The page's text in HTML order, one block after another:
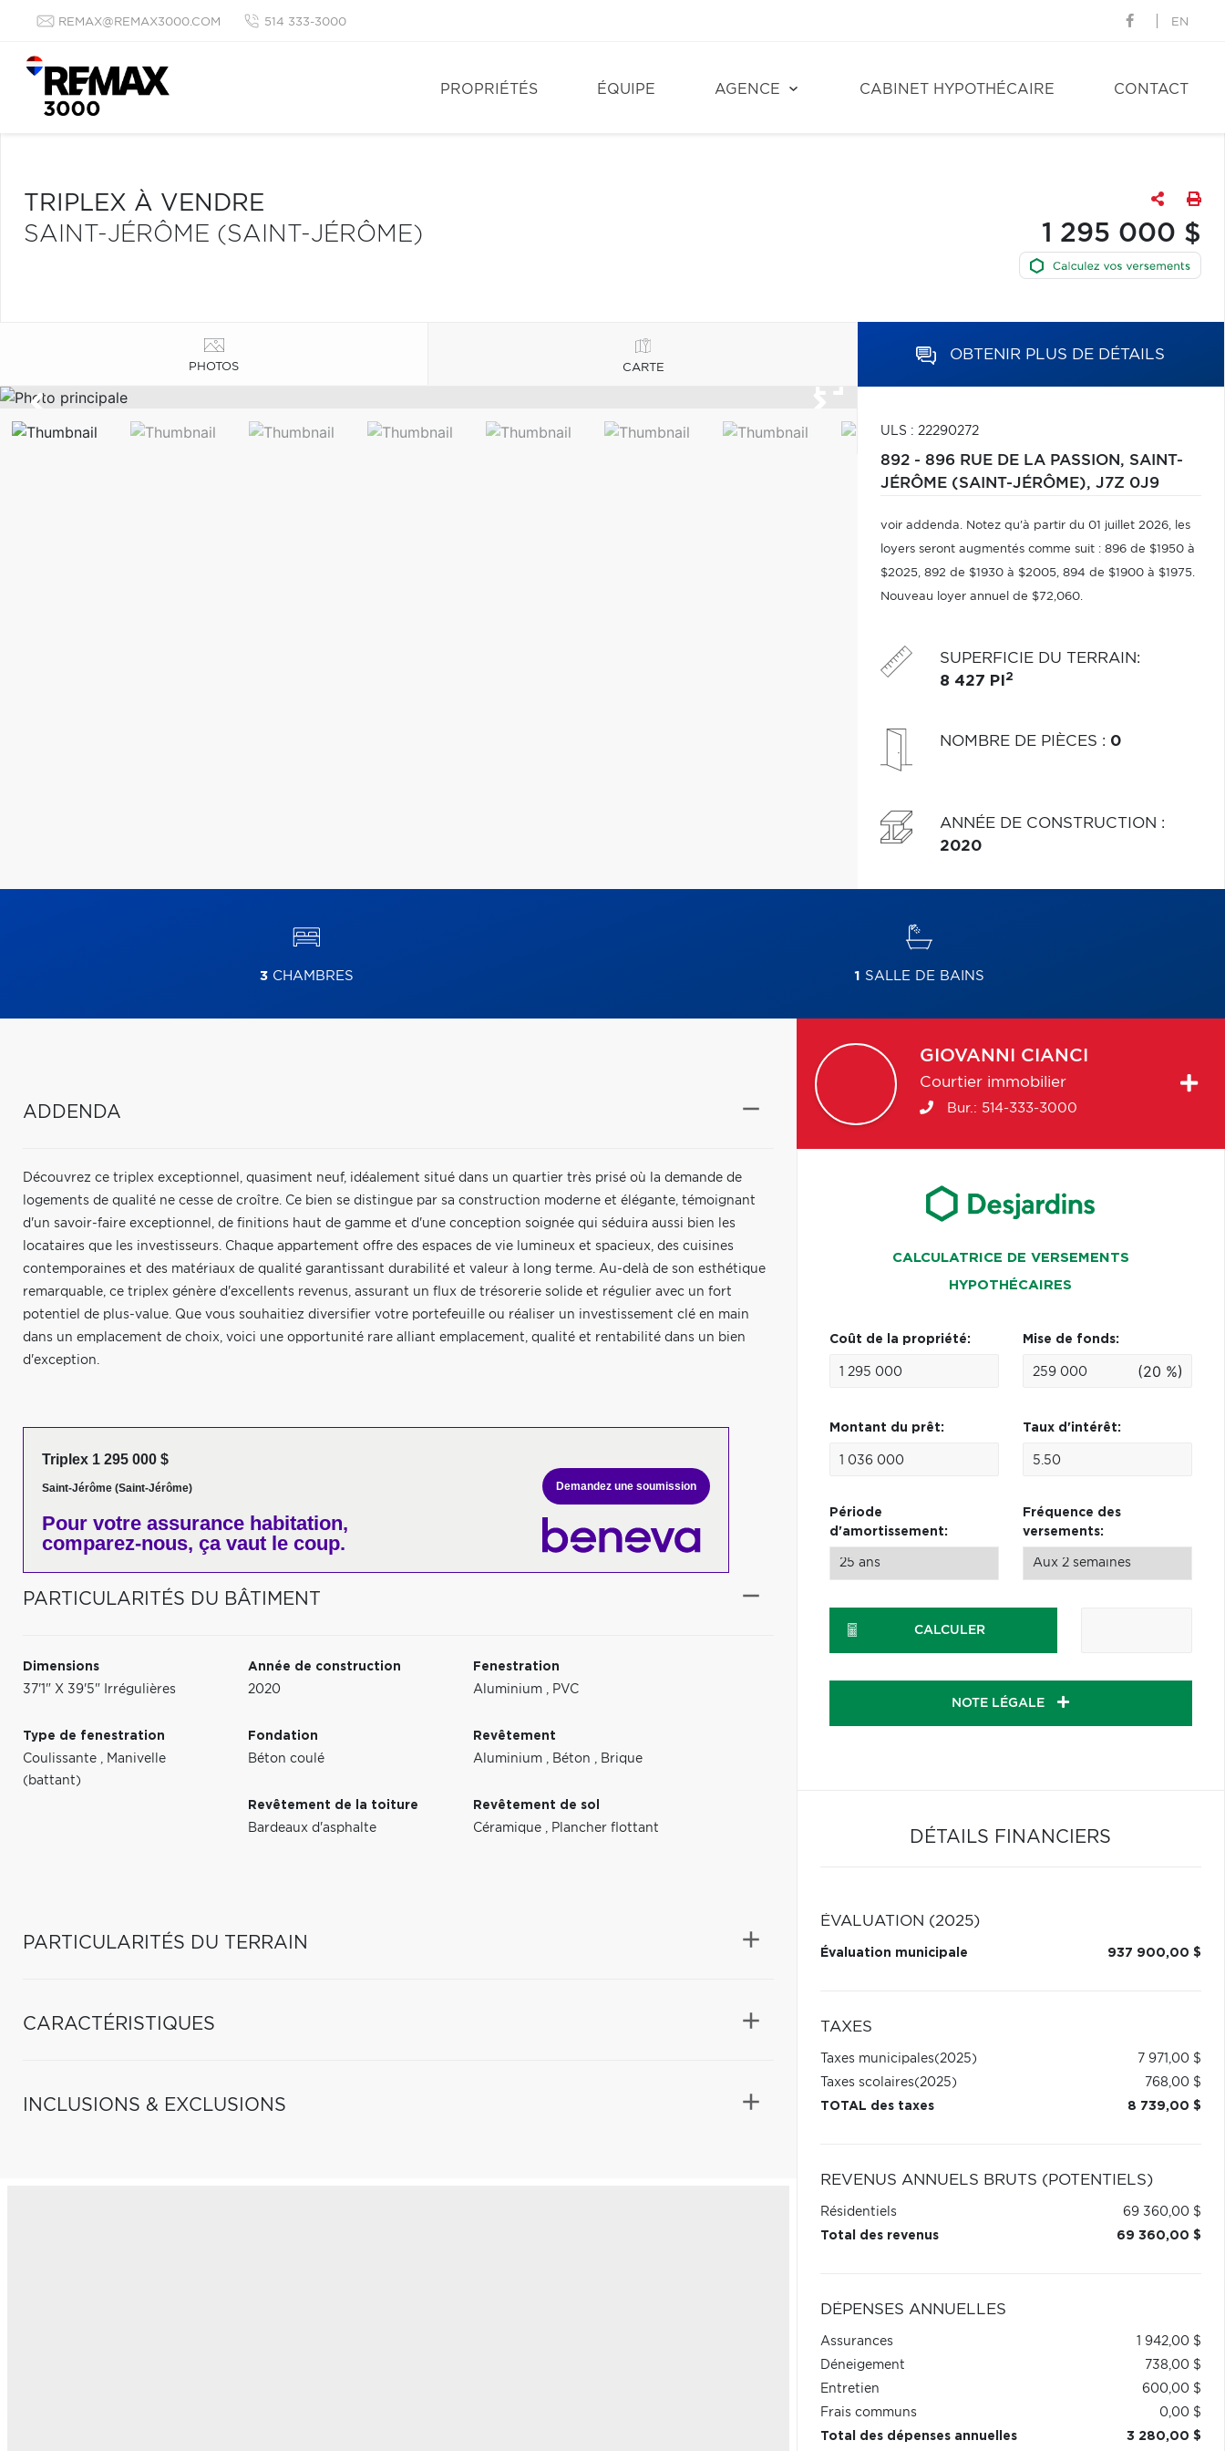
REMAX@REMAX3000.COM 514 333-3000 EN
PROPRIÉTÉS ÉQUIPE AGENCE CABINET HYPOTHÉCAIRE CONTACT
TRIPLEX À VENDRE
SAINT-JÉRÔME (SAINT-JÉRÔME)
1 295 000 $
PHOTOS CARTE
OBTENIR PLUS DE DÉTAILS
ULS : 22290272
892 - 896 RUE DE LA PASSION, SAINT-
JÉRÔME (SAINT-JÉRÔME), J7Z 0J9
voir addenda. Notez qu'à partir du 01 juillet 2026, les
loyers seront augmentés comme suit : 896 de $1950 à
$2025, 892 de $1930 à $2005, 894 de $1900 à $1975.
Nouveau loyer annuel de $72,060.
SUPERFICIE DU TERRAIN:
8 427 PI 2
NOMBRE DE PIÈCES : 0
ANNÉE DE CONSTRUCTION :
2020
3CHAMBRES 1 SALLE DE BAINS
ADDENDA
Découvrez ce triplex exceptionnel, quasiment neuf, idéalement situé dans un quartier très prisé où la demande de
logements de qualité ne cesse de croître. Ce bien se distingue par sa construction moderne et élégante, témoignant
d'un savoir-faire exceptionnel, de finitions haut de gamme et d'une conception soignée qui séduira aussi bien les
locataires que les investisseurs. Chaque appartement offre des espaces de vie lumineux et spacieux, des cuisines
contemporaines et des matériaux de qualité garantissant durabilité et valeur à long terme. Au-delà de son esthétique
remarquable, ce triplex génère d'excellents revenus, assurant un flux de trésorerie solide et régulier avec un fort
potentiel de plus-value. Que vous souhaitiez diversifier votre portefeuille ou réaliser un investissement clé en main
dans un emplacement de choix, voici une opportunité rare alliant emplacement, qualité et rentabilité dans un bien
d'exception.
Triplex 1 295 000 $
Saint-Jérôme (Saint-Jérôme)
Pour votre assurance habitation,
comparez-nous, ça vaut le coup.
Demandez une soumission
PARTICULARITÉS DU BÂTIMENT
Dimensions
37'1" X 39'5" Irrégulières
Année de construction
2020
Fenestration
Aluminium , PVC
Type de fenestration
Coulissante , Manivelle
(battant)
Fondation
Béton coulé
Revêtement
Aluminium , Béton , Brique
Revêtement de la toiture
Bardeaux d'asphalte
Revêtement de sol
Céramique , Plancher flottant
PARTICULARITÉS DU TERRAIN
CARACTÉRISTIQUES
INCLUSIONS & EXCLUSIONS
GIOVANNI CIANCI
Courtier immobilier
Bur.: 514-333-3000
CALCULATRICE DE VERSEMENTS
HYPOTHÉCAIRES
Coût de la propriété: Mise de fonds:
(20 %)
Montant du prêt: Taux d'intérêt:
Période
d'amortissement:
Fréquence des
versements:
CALCULER
NOTE LÉGALE
DÉTAILS FINANCIERS
ÉVALUATION (2025)
Évaluation municipale 937 900,00 $
TAXES
Taxes municipales(2025)
7 971,00 $
Taxes scolaires(2025)
768,00 $
TOTAL des taxes
8 739,00 $
REVENUS ANNUELS BRUTS (POTENTIELS)
Résidentiels
69 360,00 $
Total des revenus
69 360,00 $
DÉPENSES ANNUELLES
Assurances
1 942,00 $
Déneigement
738,00 $
Entretien
600,00 $
Frais communs
0,00 $
Total des dépenses annuelles
3 280,00 $